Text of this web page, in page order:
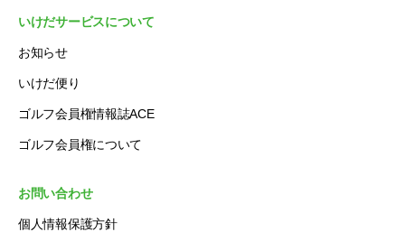
いけだサービスについて
お知らせ
いけだ便り
ゴルフ会員権情報誌ACE
ゴルフ会員権について
お問い合わせ
個人情報保護方針